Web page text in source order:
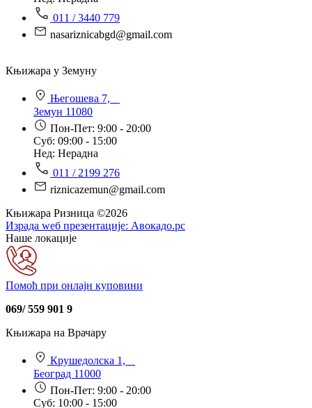
011 / 3440 779
nasariznicabgd@gmail.com
Књижара у Земуну
Његошева 7,
Земун 11080
Пон-Пет: 9:00 - 20:00
Суб: 09:00 - 15:00
Нед: Нерадна
011 / 2199 276
riznicazemun@gmail.com
Књижара Ризница ©️2026
Израда wеб презентације: Авокадо.рс
Наше локације
Помоћ при онлајн куповини
069/ 559 901 9
Књижара на Врачару
Крушедолска 1,
Београд 11000
Пон-Пет: 9:00 - 20:00
Суб: 10:00 - 15:00